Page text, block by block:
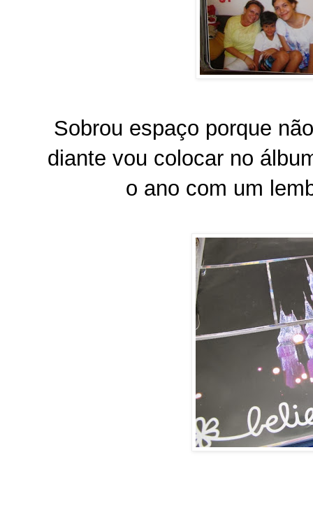
Sobrou espaço porque
diante vou colocar no
o ano com um